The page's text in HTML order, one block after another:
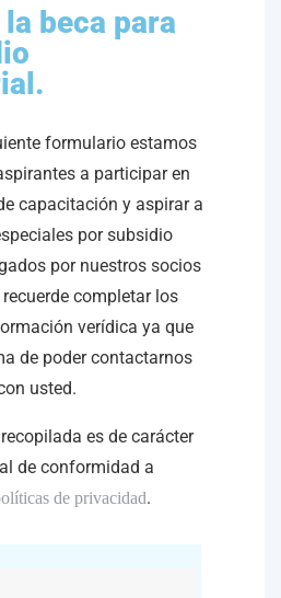
beca para
formulario estamos
a participar en
capacitación y aspirar a
por subsidio
por nuestros socios
completar los
verídica ya que
de poder contactarnos
usted.
es de carácter
de conformidad a
de privacidad.